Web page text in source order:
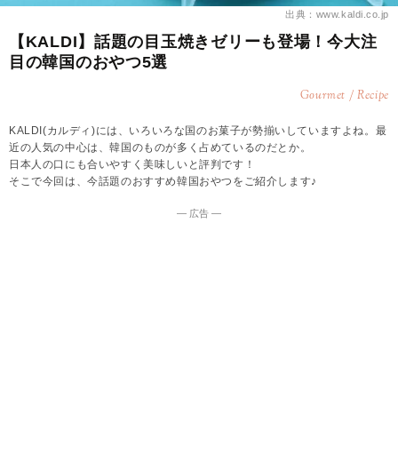
出典：www.kaldi.co.jp
【KALDI】話題の目玉焼きゼリーも登場！今大注
目の韓国のおやつ5選
Gourmet / Recipe
KALDI(カルディ)には、いろいろな国のお菓子が勢揃いしていますよね。最
近の人気の中心は、韓国のものが多く占めているのだとか。
日本人の口にも合いやすく美味しいと評判です！
そこで今回は、今話題のおすすめ韓国おやつをご紹介します♪
― 広告 ―